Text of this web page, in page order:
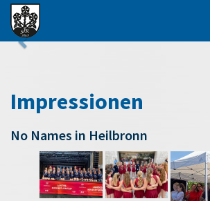
Impressionen
No Names in Heilbronn